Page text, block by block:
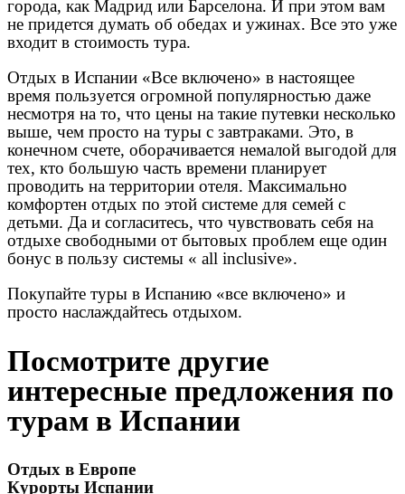
города, как Мадрид или Барселона. И при этом вам
не придется думать об обедах и ужинах. Все это уже
входит в стоимость тура.
Отдых в Испании «Все включено» в настоящее
время пользуется огромной популярностью даже
несмотря на то, что цены на такие путевки несколько
выше, чем просто на туры с завтраками. Это, в
конечном счете, оборачивается немалой выгодой для
тех, кто большую часть времени планирует
проводить на территории отеля. Максимально
комфортен отдых по этой системе для семей с
детьми. Да и согласитесь, что чувствовать себя на
отдыхе свободными от бытовых проблем еще один
бонус в пользу системы « all inclusive».
Покупайте туры в Испанию «все включено» и
просто наслаждайтесь отдыхом.
Посмотрите другие
интересные предложения по
турам в Испании
Отдых в Европе
Курорты Испании